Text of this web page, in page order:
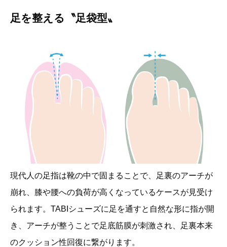
足を整える〝足袋型〟
現代人の足指は靴の中で固まることで、足裏のアーチが
崩れ、膝や腰への負荷が高くなっているケースが見受け
られます。TABIシューズに足を通すと自然な形に指が開
き、アーチが整うことで足底筋膜が刺激され、足裏本来
のクッション性回復に繋がります。